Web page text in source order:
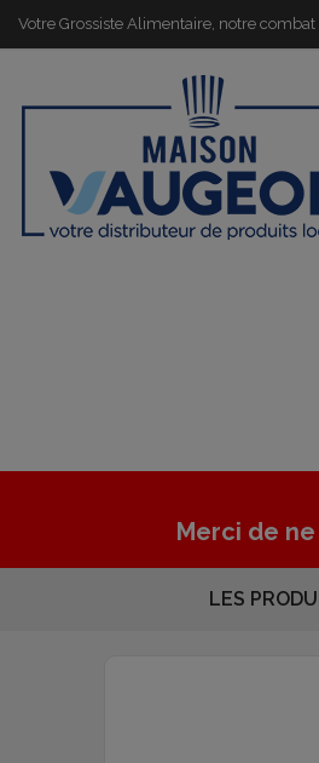
Votre Grossiste Alimentaire, notre
Merci de
LES